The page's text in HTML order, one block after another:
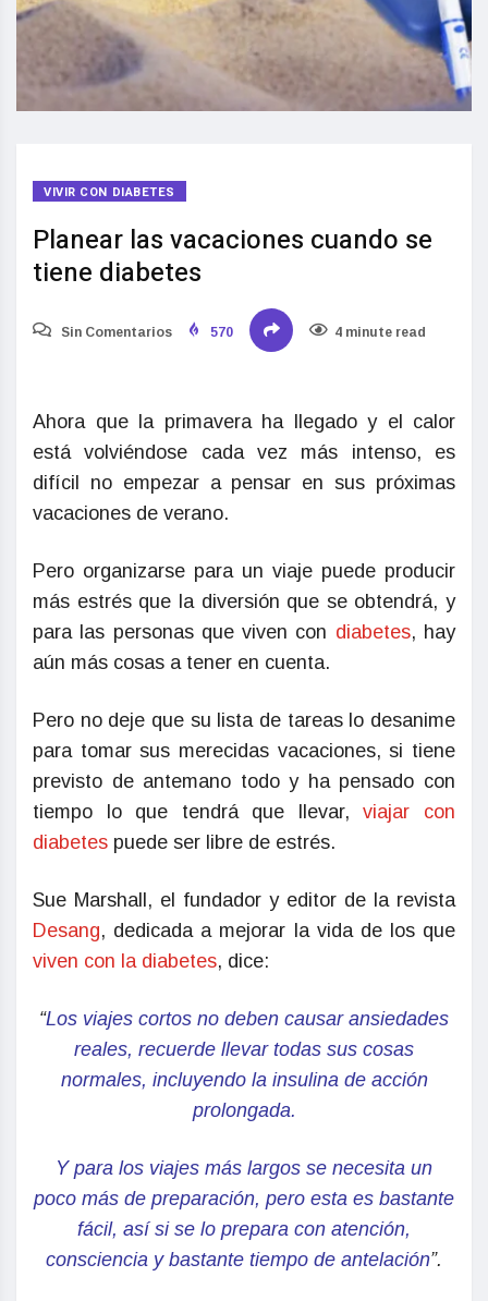
VIVIR CON DIABETES
Planear las vacaciones cuando se
tiene diabetes
Sin Comentarios 570 4 minute read
Ahora que la primavera ha llegado y el calor
está volviéndose cada vez más intenso, es
difícil no empezar a pensar en sus próximas
vacaciones de verano.
Pero organizarse para un viaje puede producir
más estrés que la diversión que se obtendrá, y
para las personas que viven con diabetes, hay
aún más cosas a tener en cuenta.
Pero no deje que su lista de tareas lo desanime
para tomar sus merecidas vacaciones, si tiene
previsto de antemano todo y ha pensado con
tiempo lo que tendrá que llevar,viajar con
diabetes puede ser libre de estrés.
Sue Marshall, el fundador y editor de la revista
Desang, dedicada a mejorar la vida de los que
viven con la diabetes, dice:
“Los viajes cortos no deben causar ansiedades
reales, recuerde llevar todas sus cosas
normales, incluyendo la insulinade acción
prolongada.
Y para los viajes más largos se necesita un
poco más de preparación, pero esta es bastante
fácil, así si se lo prepara con atención,
consciencia y bastante tiempo de antelación”.